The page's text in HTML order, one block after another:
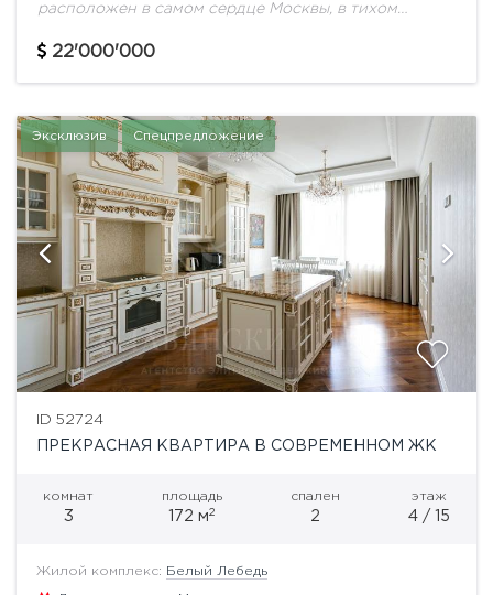
расположен в самом сердце Москвы, в тихом
Пречистенка. Данный район, находящийся в
22'000'000
Эксклюзив Спецпредложение
ID 52724
ПРЕКРАСНАЯ КВАРТИРА В СОВРЕМЕННОМ ЖК
комнат
3
площадь
172 м2
спален
2
этаж
4 / 15
Жилой комплекс: Белый Лебедь